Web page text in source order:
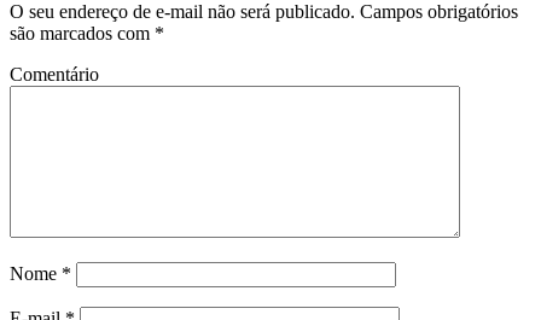
O seu endereço de e-mail não será publicado. Campos obrigatórios
são marcados com *
Comentário
Nome *